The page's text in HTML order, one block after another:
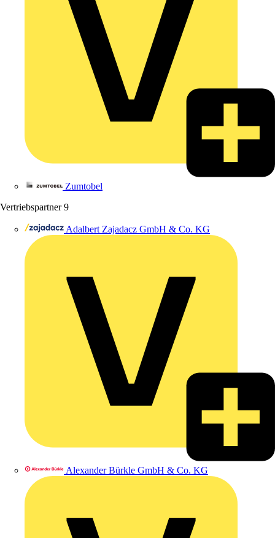
Zumtobel
Vertriebspartner 9
Adalbert Zajadacz GmbH & Co. KG
Alexander Bürkle GmbH & Co. KG